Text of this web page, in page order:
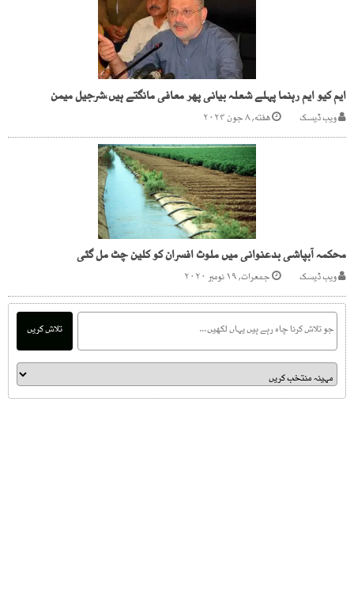
ایم کیو ایم رہنما پہلے شعلہ بیانی پھر معافی مانگتے ہیں،شرجیل میمن
ویب ڈیسک هفته, ۸ جون ۲۰۲۴
محکمہ آبپاشی بدعنوانی میں ملوث افسران کو کلین چٹ مل گئی
ویب ڈیسک جمعرات, ۱۹ نومبر ۲۰۲۰
تلاش کریں